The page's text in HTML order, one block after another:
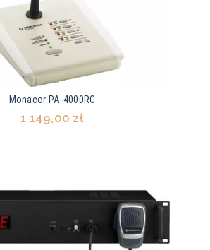
Monacor PA-4000RC
1 149,00 zł